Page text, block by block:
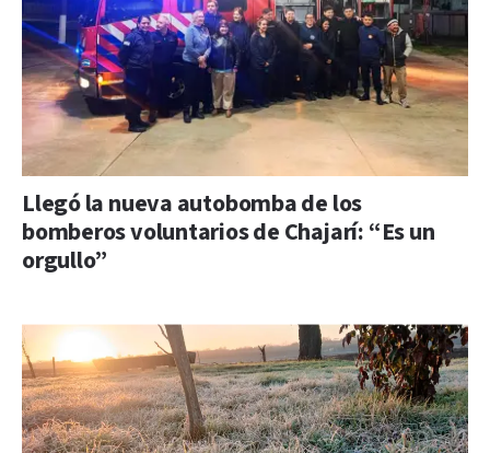
Llegó la nueva autobomba de los
bomberos voluntarios de Chajarí: “Es un
orgullo”